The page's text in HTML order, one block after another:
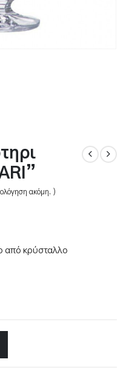
ακόμη. )
από κρύσταλλο